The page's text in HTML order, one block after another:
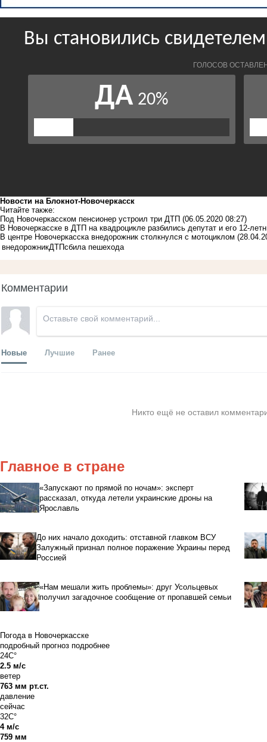
Новости на Блoкнoт-Новочеркасск
Читайте также:
Под Новочеркасском пенсионер устроил три ДТП (06.05.2020 08:27)
В Новочеркасске в ДТП на квадроцикле разбились депутат и его 12-
В центре Новочеркасскa внедорожник столкнулся с мотоциклом
внедорожникДТПсбила пешехода
Комментарии
Новые Лучшие Ранее
Никто ещё не оставил
Главное в стране
«Запускают по прямой по ночам»: эксперт
рассказал, откуда летели украинские дроны на
Ярославль
До них начало доходить: отставной главком ВСУ
Залужный признал полное поражение Украины перед
Россией
«Нам мешали жить проблемы»: друг Усольцевых
получил загадочное сообщение от пропавшей семьи
Погода в Новочеркасске
подробный прогноз подробнее
24C°
2.5 м/с
ветер
763 мм рт.ст.
давление
сейчас
32C°
4 м/с
759 мм